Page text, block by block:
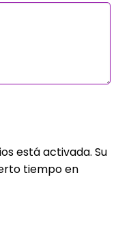
está activada. Su
tiempo en